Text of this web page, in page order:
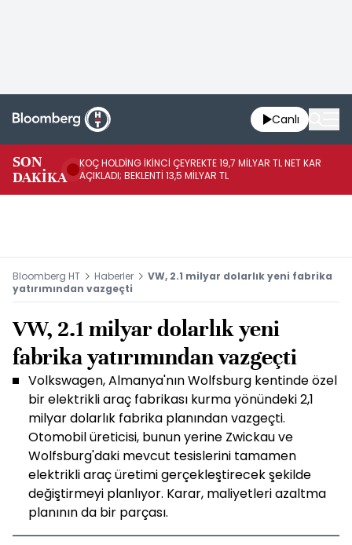
Canlı
SON
DAKİKA
KOÇ HOLDİNG İKİNCİ ÇEYREKTE 19,7 MİLYAR TL NET KAR
AÇIKLADI; BEKLENTİ 13,5 MİLYAR TL
Bloomberg HT Haberler
VW, 2.1 milyar dolarlık yeni fabrika
yatırımından vazgeçti
VW, 2.1 milyar dolarlık yeni
fabrika yatırımından vazgeçti
Volkswagen, Almanya'nın Wolfsburg kentinde özel
bir elektrikli araç fabrikası kurma yönündeki 2,1
milyar dolarlık fabrika planından vazgeçti.
Otomobil üreticisi, bunun yerine Zwickau ve
Wolfsburg'daki mevcut tesislerini tamamen
elektrikli araç üretimi gerçekleştirecek şekilde
değiştirmeyi planlıyor. Karar, maliyetleri azaltma
planının da bir parçası.